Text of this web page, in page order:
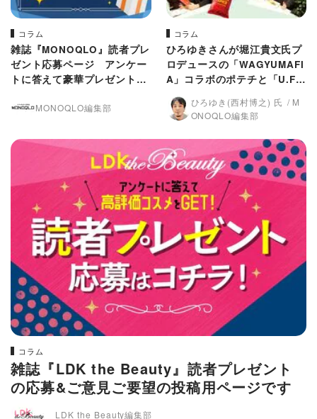
コラム
雑誌『MONOQLO』読者プレ
ゼント応募ページ アンケー
トに答えて豪華プレゼントを
MONOQLO編集部
コラム
ひろゆきさんが堀江貴文氏プ
ロデュースの「WAGYUMAFI
A」コラボのポテチと「U.F.
O」を食レポ！
ひろゆき(西村博之) 氏
M
ONOQLO編集部
コラム
雑誌『LDK the Beauty』読者プレゼント
の応募&ご意見ご要望の投稿用ページです
LDK the Beauty編集部